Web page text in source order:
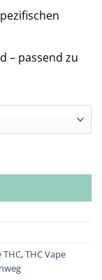
– passend zu
THC,THC Vape